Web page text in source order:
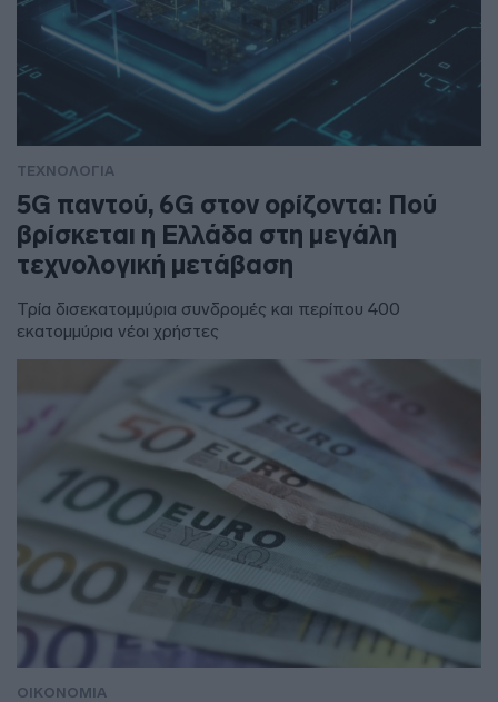
ΤΕΧΝΟΛΟΓΙΑ
5G παντού, 6G στον ορίζοντα: Πού
βρίσκεται η Ελλάδα στη μεγάλη
τεχνολογική μετάβαση
Τρία δισεκατομμύρια συνδρομές και περίπου 400
εκατομμύρια νέοι χρήστες
ΟΙΚΟΝΟΜΙΑ